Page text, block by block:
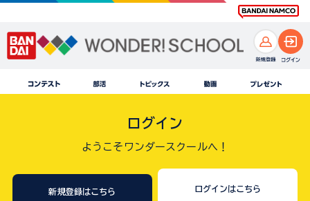
ログイン
ようこそワンダースクールへ！
新規登録はこちら ログインはこちら